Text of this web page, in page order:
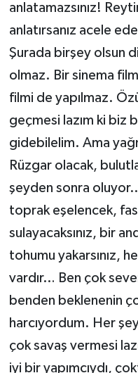
anlatamazsınız!
anlatırsanız acele
Şurada birşey olsun
olmaz. Bir sinema
filmi de yapılmaz.
geçmesi lazım ki biz
gidebilelim. Ama
Rüzgar olacak,
şeyden sonra
toprak eşelencek,
sulayacaksınız, bir
tohumu yakarsınız,
vardır… Ben çok
benden beklenenin
harcıyordum. Her
çok savaş vermesi
iyi bir yapımcıydı,